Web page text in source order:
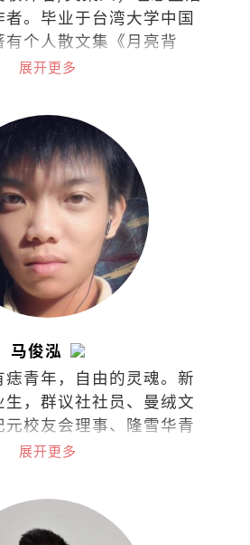
。毕业于台湾大学中国
个人散文集《月亮背
》。喜欢跑步、放空、撸
梦想，集所有矛盾于一身
展开更多
马俊泓
青年，自由的灵魂。新
，群议社社员、曼绒文
校友会理事、隆雪华青
展开更多